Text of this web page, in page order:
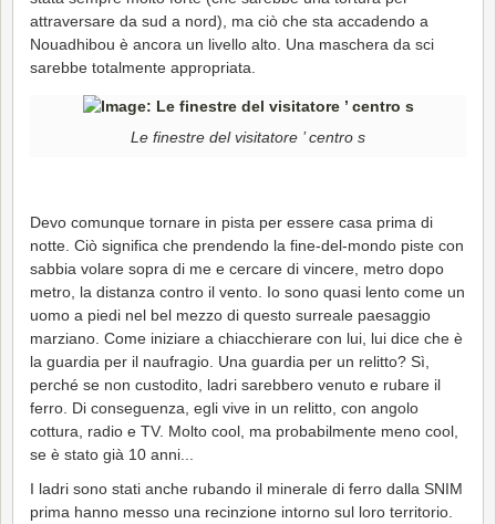
attraversare da sud a nord), ma ciò che sta accadendo a
Nouadhibou è ancora un livello alto. Una maschera da sci
sarebbe totalmente appropriata.
Le finestre del visitatore ’ centro s
Devo comunque tornare in pista per essere casa prima di
notte. Ciò significa che prendendo la fine-del-mondo piste con
sabbia volare sopra di me e cercare di vincere, metro dopo
metro, la distanza contro il vento. Io sono quasi lento come un
uomo a piedi nel bel mezzo di questo surreale paesaggio
marziano. Come iniziare a chiacchierare con lui, lui dice che è
la guardia per il naufragio. Una guardia per un relitto? Sì,
perché se non custodito, ladri sarebbero venuto e rubare il
ferro. Di conseguenza, egli vive in un relitto, con angolo
cottura, radio e TV. Molto cool, ma probabilmente meno cool,
se è stato già 10 anni...
I ladri sono stati anche rubando il minerale di ferro dalla SNIM
prima hanno messo una recinzione intorno sul loro territorio.